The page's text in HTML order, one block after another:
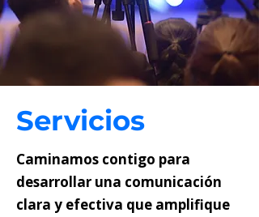
Servicios
Caminamos contigo para
desarrollar una comunicación
clara y efectiva que amplifique